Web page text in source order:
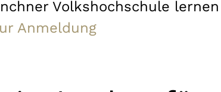
Volkshochschule
Anmeldung